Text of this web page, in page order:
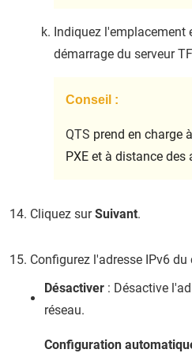
Indiquez l'emplacement
démarrage du serveur
Conseil :
QTS prend en charge
PXE et à distance des
Cliquez surSuivant.
Configurez l'adresse IPv6
Désactiver : Désactive
réseau.
Configuration